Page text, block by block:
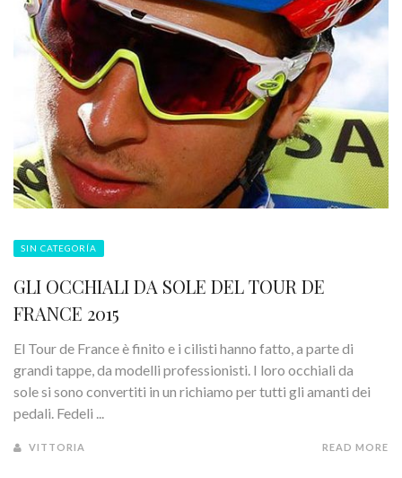
SIN CATEGORÍA
GLI OCCHIALI DA SOLE DEL TOUR DE
FRANCE 2015
El Tour de France è finito e i cilisti hanno fatto, a parte di
grandi tappe, da modelli professionisti. I loro occhiali da
sole si sono convertiti in un richiamo per tutti gli amanti dei
pedali. Fedeli ...
VITTORIA READ MORE